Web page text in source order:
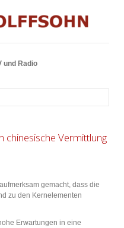
und Radio
chinesische Vermittlung
gemacht, dass die
zu den Kernelementen
Erwartungen in eine